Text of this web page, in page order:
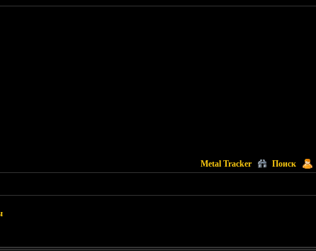
Metal Tracker Поиск